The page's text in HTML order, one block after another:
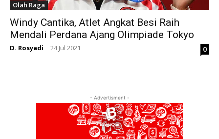
Olah Raga
Windy Cantika, Atlet Angkat Besi Raih
Mendali Perdana Ajang Olimpiade Tokyo
D. Rosyadi - 24 Jul 2021 0
- Advertisment -